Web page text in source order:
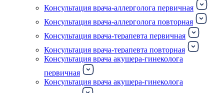
Консультация врача-аллерголога первичная
Консультация врача-аллерголога повторная
Консультация врача-терапевта первичная
Консультация врача-терапевта повторная
Консультация врача акушера-гинеколога
первичная
Консультация врача акушера-гинеколога